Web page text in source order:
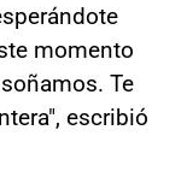
momento
Te
escribió